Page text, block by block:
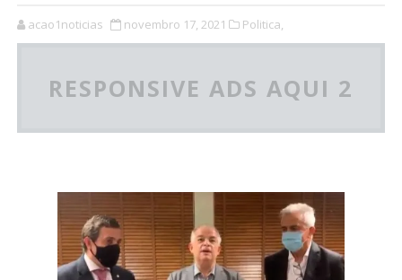
acao1noticias novembro 17, 2021 Politica,
RESPONSIVE ADS AQUI 2